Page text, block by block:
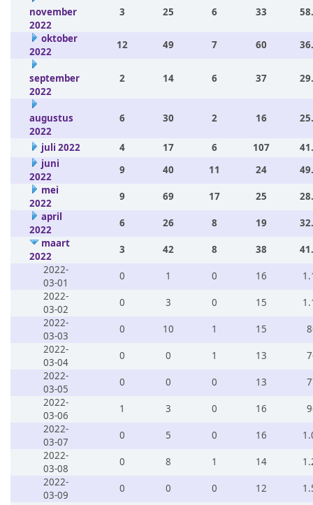
november
2022
3 25 6 33
oktober
2022
12 49 7 60
september
2022
2 14 6 37
augustus
2022
6 30 2 16
juli 2022 4 17 6 107
juni
2022
9 40 11 24
mei
2022
9 69 17 25
april
2022
6 26 8 19
maart
2022
3 42 8 38
2022-
03-01
0 1 0 16
2022-
03-02
0 3 0 15
2022-
03-03
0 10 1 15
2022-
03-04
0 0 1 13
2022-
03-05
0 0 0 13
2022-
03-06
1 3 0 16
2022-
03-07
0 5 0 16
2022-
03-08
0 8 1 14
2022-
03-09
0 0 0 12